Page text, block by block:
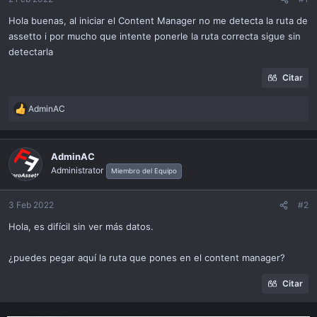
n
Hola buenas, al iniciar el Content Manager no me detecta la ruta de
assetto i por mucho que intente ponerle la ruta correcta sigue sin
detectarla
Citar
R
a
c
t
i
o
n
:
AdminAC
AdminAC
Administrator Miembro del Equipo
3 Feb 2022 #2
Hola, es difícil sin ver más datos.
¿puedes pegar aquí la ruta que pones en el content manager?
Citar